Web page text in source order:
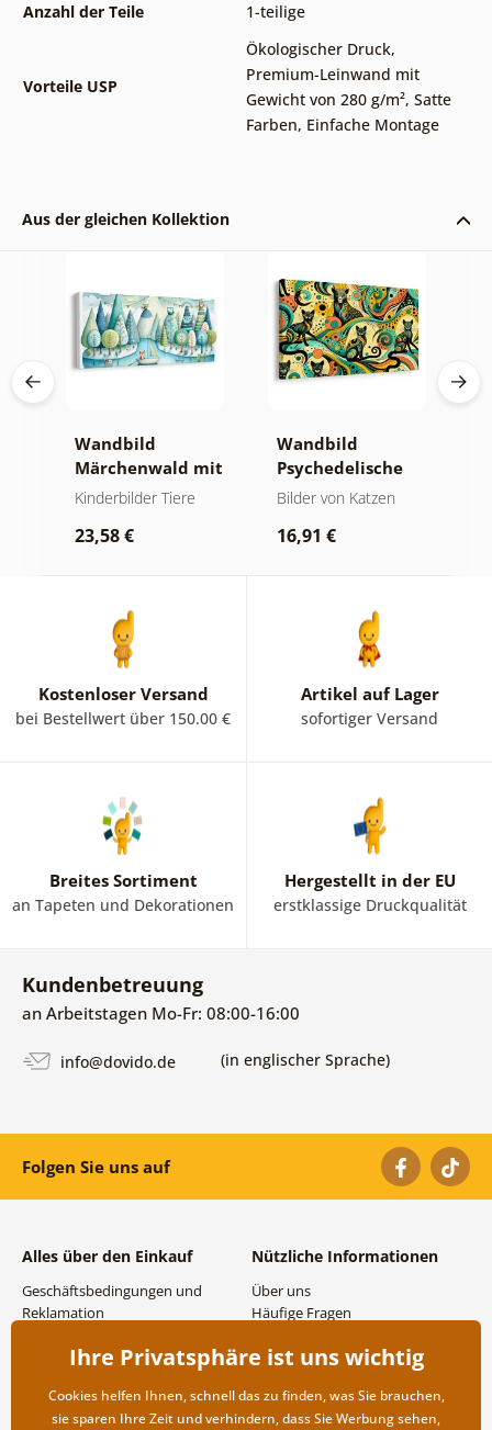
Anzahl der Teile
1-teilige
Vorteile USP
Ökologischer Druck,
Premium-Leinwand mit
Gewicht von 280 g/m², Satte
Farben, Einfache Montage
Aus der gleichen Kollektion
Wandbild
Märchenwald mit
Fuchs und Eulen
Kinderbilder Tiere
23,58 €
Wandbild
Psychedelische
Katzen
Bilder von Katzen
16,91 €
Kostenloser Versand
bei Bestellwert über 150.00 €
Artikel auf Lager
sofortiger Versand
Breites Sortiment
an Tapeten und Dekorationen
Hergestellt in der EU
erstklassige Druckqualität
Kundenbetreuung
an Arbeitstagen Mo-Fr: 08:00-16:00
info@dovido.de (in englischer Sprache)
Folgen Sie uns auf
Alles über den Einkauf
Geschäftsbedingungen und
Reklamation
Versand- und
Rücksendung der Ware
Nützliche Informationen
Über uns
Häufige Fragen
Großhandel und
Ihre Privatsphäre ist uns wichtig
Cookies helfen Ihnen, schnell das zu finden, was Sie brauchen,
sie sparen Ihre Zeit und verhindern, dass Sie Werbung sehen,